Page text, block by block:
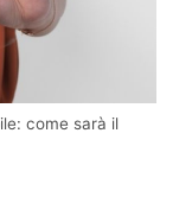
come sarà il